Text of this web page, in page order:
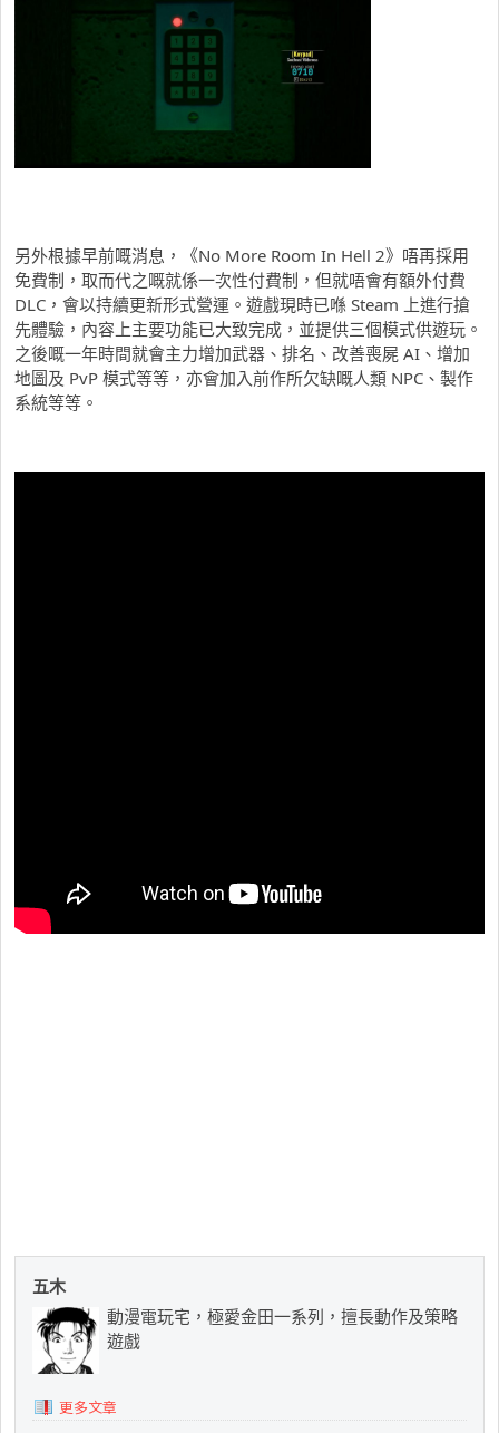
另外根據早前嘅消息，《No More Room In Hell 2》唔再採用
免費制，取而代之嘅就係一次性付費制，但就唔會有額外付費
DLC，會以持續更新形式營運。遊戲現時已喺 Steam 上進行搶
先體驗，內容上主要功能已大致完成，並提供三個模式供遊玩。
之後嘅一年時間就會主力增加武器、排名、改善喪屍 AI、增加
地圖及 PvP 模式等等，亦會加入前作所欠缺嘅人類 NPC、製作
系統等等。
五木
動漫電玩宅，極愛金田一系列，擅長動作及策略
遊戲
更多文章